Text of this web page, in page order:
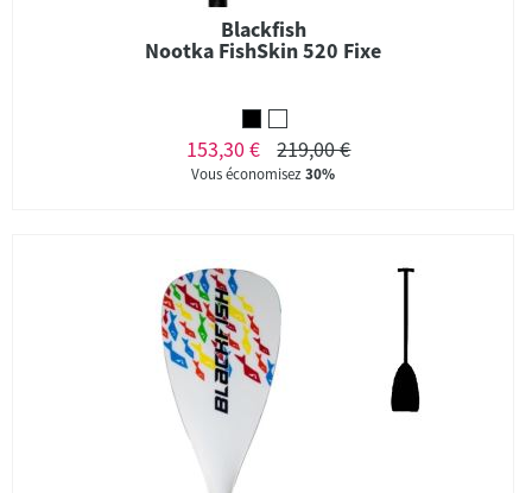
Blackfish
Nootka FishSkin 520 Fixe
153,30 € 219,00 €
Vous économisez30%